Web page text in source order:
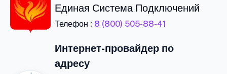
Единая Система Подключений
Телефон : 8 (800) 505-88-41
Интернет-провайдер по
адресу